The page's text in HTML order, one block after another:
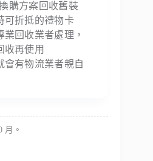
購方案回收舊裝
可折抵的禮物卡
回收業者處理，
收再使用
會有物流業者親自
月。